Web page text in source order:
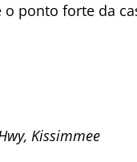
o ponto forte da
Kissimmee